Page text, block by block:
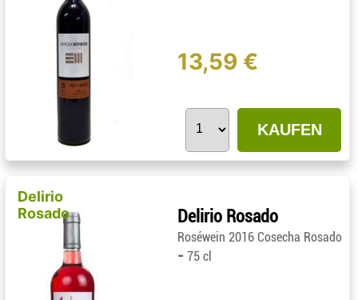
13,59 €
KAUFEN
Delirio
Rosado
Delirio Rosado
Roséwein 2016 Cosecha Rosado
- 75 cl